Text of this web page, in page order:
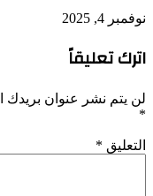
نوفمبر 4, 2025
اترك تعليقاً
لن يتم نشر عنوان بريدك
*
التعليق *